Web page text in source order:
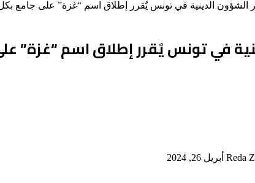
الشؤون الدينية في تونس يٌقرر إطلاق اسم “غزة” على جامع بكل
في تونس يٌقرر إطلاق اسم “غزة”
Reda أبريل 26, 2024